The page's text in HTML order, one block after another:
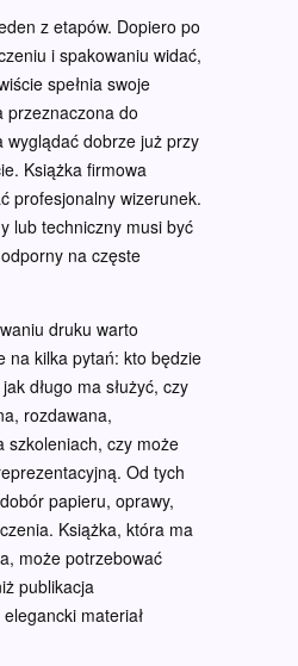
z etapów. Dopiero po
i spakowaniu widać,
spełnia swoje
przeznaczona do
wyglądać dobrze już przy
Książka firmowa
profesjonalny wizerunek.
lub techniczny musi być
na częste
druku warto
na kilka pytań: kto będzie
długo ma służyć, czy
rozdawana,
szkoleniach, czy może
Od tych
papieru, oprawy,
Książka, która ma
może potrzebować
publikacja
materiał